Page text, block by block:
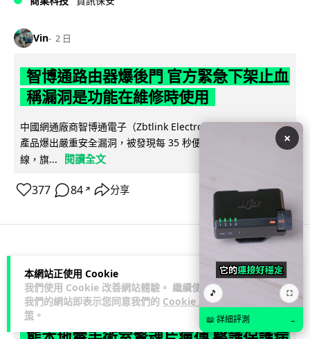
本網站正使用 Cookie
我們使用 Cookie 改善網站體驗。 繼續使用
我們的網站即表示您同意我們的 Cookie 政
策 。
Vin 2 日
智博通路由器爆後門 官方緊急下架止血
稱漏洞是功能在維修時使用
中國網通廠商智博通電子（Zbtlink Electronics）旗下的路由器
產品爆出嚴重安全漏洞，被發現每 35 秒便會與中國伺服器連
線，旗...
閱讀全文
377 84 ↗ 分享
Lawton 2 日
×
🎵 ⛶
📖 詳細評測 →